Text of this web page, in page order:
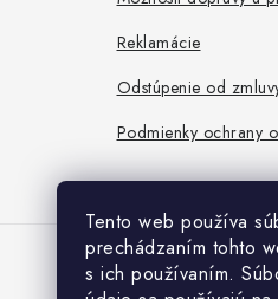
Tento web používa
prechádzaním tohto
s ich používaním.
Reklamácie
Odstúpenie od
Podmienky ochrany